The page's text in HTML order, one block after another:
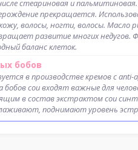
стеариновая и
прекращается.
волосы, ногти, волосы.
развитие многих
баланс клеток.
бобов
в производстве кремов с
бобов сои входят важные для
в состав экстрактом сои
поднимают уровень